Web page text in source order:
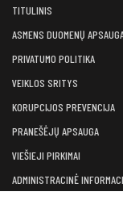
TITULINIS
ASMENS DUOMENŲ
PRIVATUMO POLITIKA
VEIKLOS SRITYS
KORUPCIJOS PREVENCIJA
PRANEŠĖJŲ APSAUGA
VIEŠIEJI PIRKIMAI
ADMINISTRACINĖ